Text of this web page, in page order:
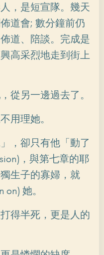
，是短宣隊。幾天
道會; 數分鐘前仍
道、陪談。完成是
高采烈地走到街上
從另一邊過去了。
用理她。
，卻只有他「動了
，與第七章的耶
生子的寡婦，就
on) 她。
得半死，更是人的